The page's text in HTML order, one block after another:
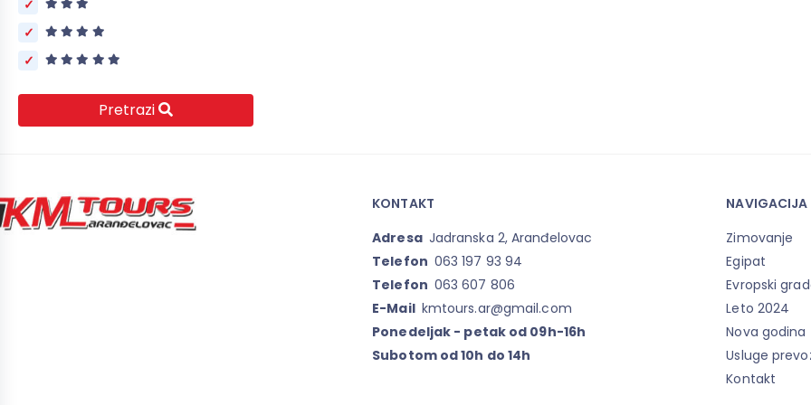
Pretrazi
KONTAKT
Adresa Jadranska 2, Aranđelovac
Telefon 063 197 93 94
Telefon 063 607 806
E-Mail kmtours.ar@gmail.com
Ponedeljak - petak od 09h-16h
Subotom od 10h do 14h
NAVIGACIJA
Zimovanje
Egipat
Evropski
Leto 2024
Nova godina
Usluge
Kontakt